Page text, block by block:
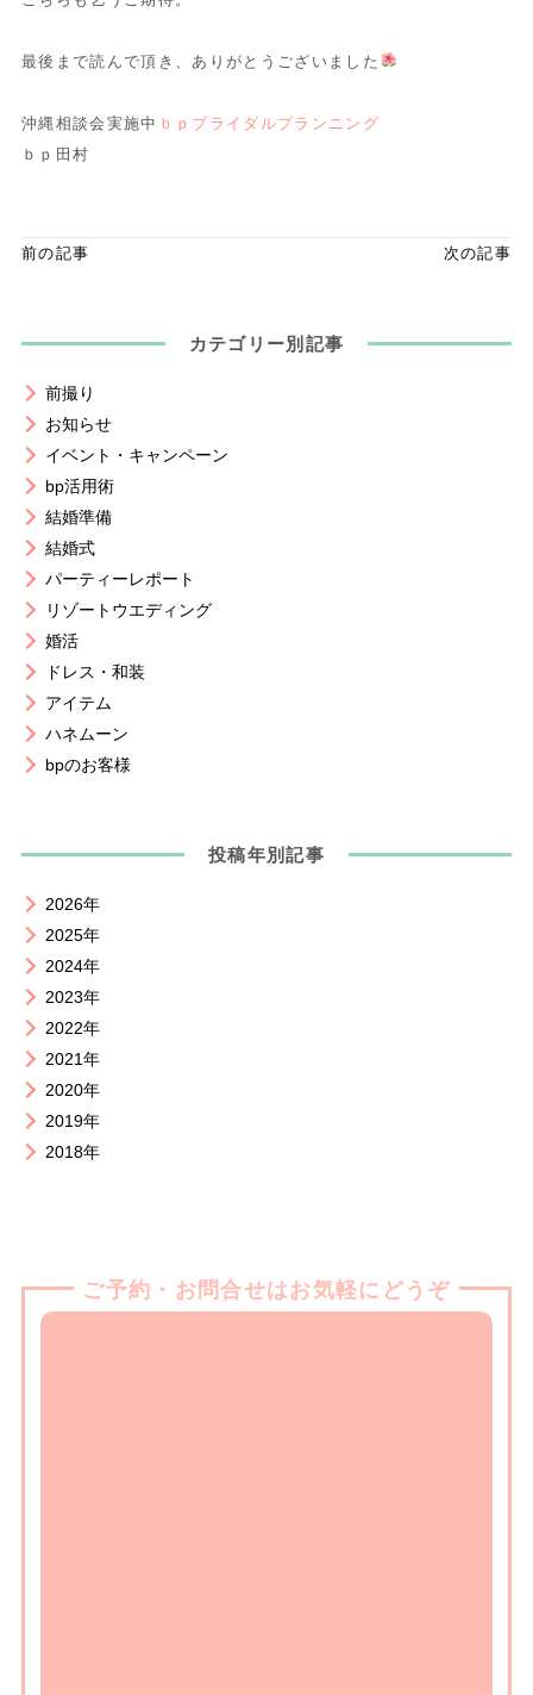
最後まで読んで頂き、ありがとうございました
沖縄相談会実施中 ｂｐブライダルプランニング
ｂｐ田村
前の記事 次の記事
カテゴリー別記事
前撮り
お知らせ
イベント・キャンペーン
bp活用術
結婚準備
結婚式
パーティーレポート
リゾートウエディング
婚活
ドレス・和装
アイテム
ハネムーン
bpのお客様
投稿年別記事
2026年
2025年
2024年
2023年
2022年
2021年
2020年
2019年
2018年
ご予約・お問合せはお気軽にどうぞ